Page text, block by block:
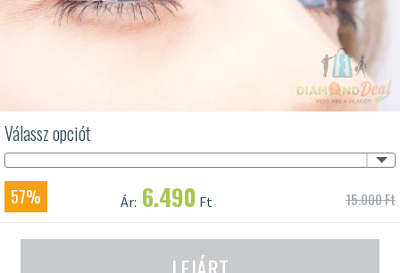
Válassz opciót
57% Ár: 6.490 Ft 15.000 Ft